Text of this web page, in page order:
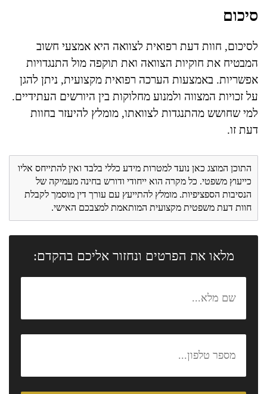
סיכום
לסיכום, חוות דעת רפואית לצוואה היא אמצעי חשוב
המבטיח את חוקיות הצוואה ואת תוקפה מול התנגדויות
אפשריות. באמצעות הערכה רפואית מקצועית, ניתן להגן
על זכויות המצווה ולמנוע מחלוקות בין היורשים העתידיים.
למי שחושש מהתנגדות לצוואתו, מומלץ להיעזר בחוות
דעת זו.
התוכן המוצג כאן נועד למטרות מידע כללי בלבד ואין להתייחס אליו
כייעוץ משפטי. כל מקרה הוא ייחודי ודורש בחינה מעמיקה של
הנסיבות הספציפיות. מומלץ להתייעץ עם עורך דין מוסמך לקבלת
חוות דעת משפטית מקצועית המותאמת למצבכם האישי.
מלאו את הפרטים ונחזור אליכם בהקדם: